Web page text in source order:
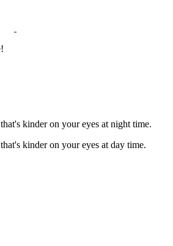
kinder on your eyes at night time.
kinder on your eyes at day time.